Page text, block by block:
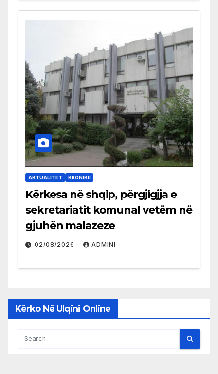
AKTUALITET KRONIKË
Kërkesa në shqip, përgjigjja e
sekretariatit komunal vetëm në
gjuhën malazeze
02/08/2026 ADMINI
Kërko Në Ulqini Online